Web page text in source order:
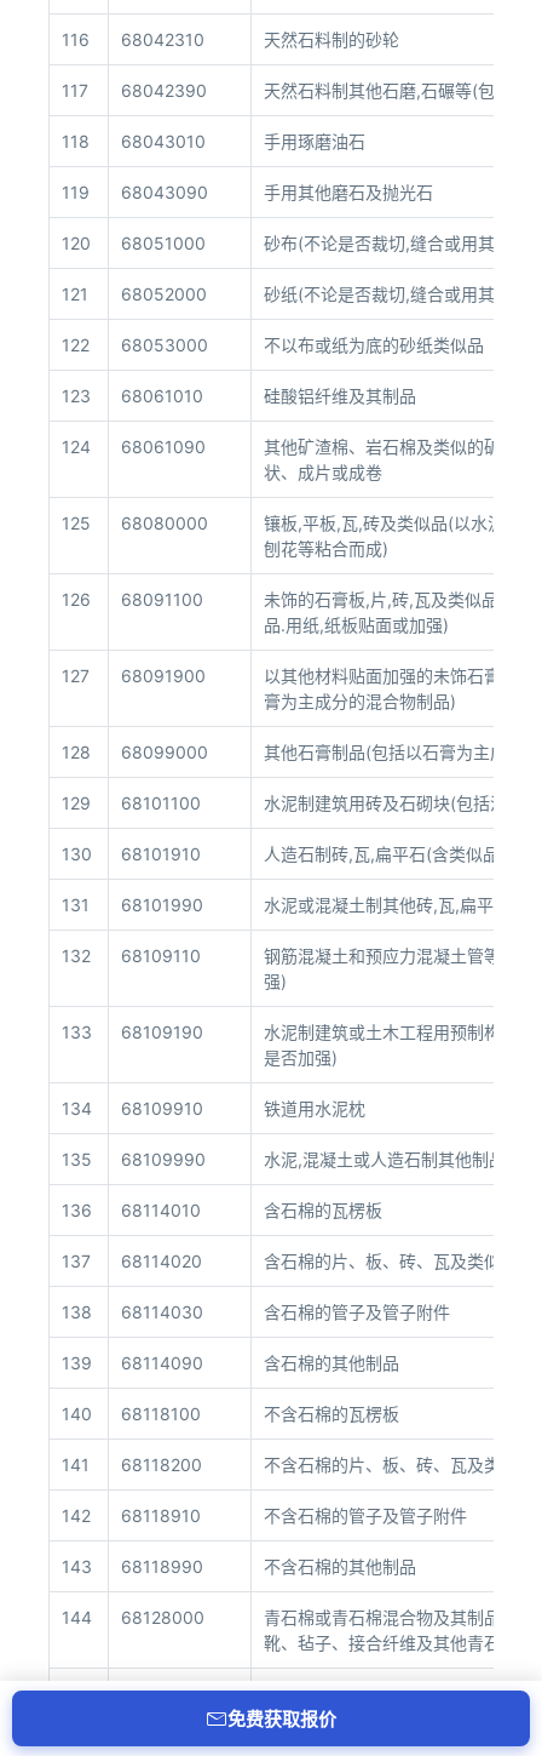
116 68042310 天然石料制的砂轮
117 68042390 天然石料制其他石磨,石碾等(包括类
118 68043010 手用琢磨油石
119 68043090 手用其他磨石及抛光石
120 68051000 砂布(不论是否裁切,缝合或用其他方
121 68052000 砂纸(不论是否裁切,缝合或用其他方
122 68053000 不以布或纸为底的砂纸类似品
123 68061010 硅酸铝纤维及其制品
124 68061090
其他矿渣棉、岩石棉及类似的矿质
状、成片或成卷
125 68080000
镶板,平板,瓦,砖及类似品(以水泥等
刨花等粘合而成)
126 68091100
未饰的石膏板,片,砖,瓦及类似品(包
品.用纸,纸板贴面或加强)
127 68091900
以其他材料贴面加强的未饰石膏板(
膏为主成分的混合物制品)
128 68099000 其他石膏制品(包括以石膏为主成分
129 68101100 水泥制建筑用砖及石砌块(包括混凝
130 68101910 人造石制砖,瓦,扁平石(含类似品,不
131 68101990 水泥或混凝土制其他砖,瓦,扁平石(含
132 68109110
钢筋混凝土和预应力混凝土管等(包
强)
133 68109190
水泥制建筑或土木工程用预制构件(
是否加强)
134 68109910 铁道用水泥枕
135 68109990 水泥,混凝土或人造石制其他制品
136 68114010 含石棉的瓦楞板
137 68114020 含石棉的片、板、砖、瓦及类似品
138 68114030 含石棉的管子及管子附件
139 68114090 含石棉的其他制品
140 68118100 不含石棉的瓦楞板
141 68118200 不含石棉的片、板、砖、瓦及类似品
142 68118910 不含石棉的管子及管子附件
143 68118990 不含石棉的其他制品
144 68128000
青石棉或青石棉混合物及其制品(包
靴、毡子、接合纤维及其他青石棉制
145 68129100 其他石棉或石棉混合物制的服装(包
146 68129910 其他石棉或石棉混合物制的纸、麻丝
免费获取报价